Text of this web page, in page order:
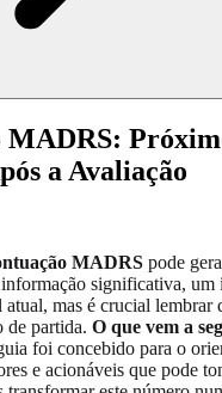
MADRS:
a Avaliação
MADRS pode
significativa, um
atual, mas é crucial lembrar
de partida. O que vem a
foi concebido para o
e acionáveis que pode